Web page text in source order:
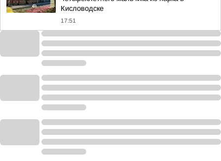
Кисловодске
17:51